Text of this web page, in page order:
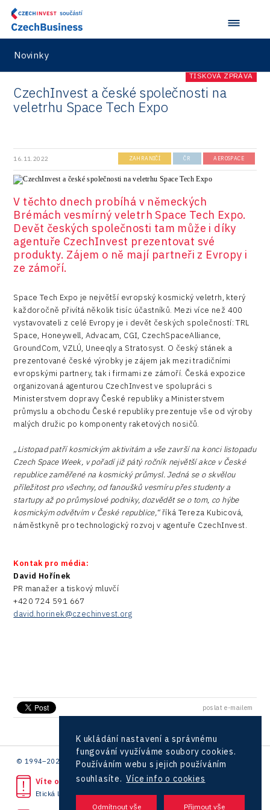
Hunter Games
Kaleido
Virtual Lab
City
Manufacturing
Rail
Devices
Infrastructure
Logic/MaaS
Security
PPP projekty
Průmyslová zóna
Příhraničí
Společenská odpovědnost
Technická infrastruktura
Zaměstnanost
Konference Potenciál místní ekonomiky 2021
Konference Potenciál místní ekonomiky 2019
Konference Potenciál místní ekonomiky 2018
Představení průběžného pokroku projektu
Pasportizace
Novinky
TISKOVÁ ZPRÁVA
CzechInvest a české společnosti na
veletrhu Space Tech Expo
16.11.2022 ZAHRANIČÍ ČR AEROSPACE
V těchto dnech probíhá v německých
Brémách vesmírný veletrh Space Tech Expo.
Devět českých společnosti tam může i díky
agentuře CzechInvest prezentovat své
produkty. Zájem o ně mají partneři z Evropy i
ze zámoří.
Space Tech Expo je největší evropský kosmický veletrh, který
každoročně přivítá několik tisíc účastníků. Mezi více než 400
vystavovateli z celé Evropy je i devět českých společností: TRL
Space, Honeywell, Advacam, CGI, CzechSpaceAlliance,
GroundCom, VZLÚ, Uneeqly a Stratosyst. O český stánek a
prezentované české výrobky je zájem jak mezi tradičními
evropskými partnery, tak i firmami ze zámoří. Česká expozice
organizovaná agenturou CzechInvest ve spolupráci s
Ministerstvem dopravy České republiky a Ministerstvem
průmyslu a obchodu České republiky prezentuje vše od výroby
malých družic po komponenty raketových nosičů.
„Listopad patří kosmickým aktivitám a vše završí na konci listopadu
Czech Space Week, v pořadí již pátý ročník největší akce v České
republice zaměřené na kosmický průmysl. Jedná se o skvělou
příležitost pro všechny, od fanoušků vesmíru přes studenty a
startupy až po průmyslové podniky, dozvědět se o tom, co hýbe
kosmickým odvětvím v České republice,“říká Tereza Kubicová,
náměstkyně pro technologický rozvoj v agentuře CzechInvest.
Kontak pro média:
David Hořínek
PR manažer a tiskový mluvčí
+420 724 591 667
david.horinek@czechinvest.org
poslat e-mailem
© 1994–2026 CzechInvest | .
Víte o protiprávním jednání?
Etická linka
K ukládání nastavení a správnému
fungování využíváme soubory cookies.
Používáním webu s jejich používáním
souhlasíte. Více info o cookies